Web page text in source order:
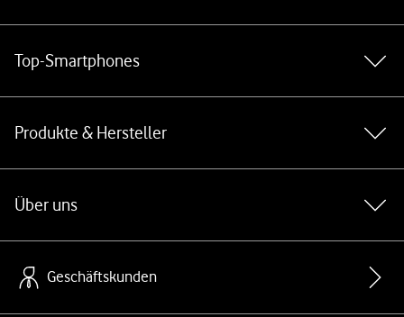
Top-Smartphones
Produkte & Hersteller
Über uns
Geschäftskunden